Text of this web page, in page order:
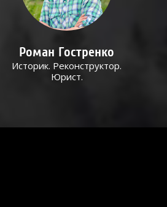
Роман Гостренко
Историк. Реконструктор.
Юрист.